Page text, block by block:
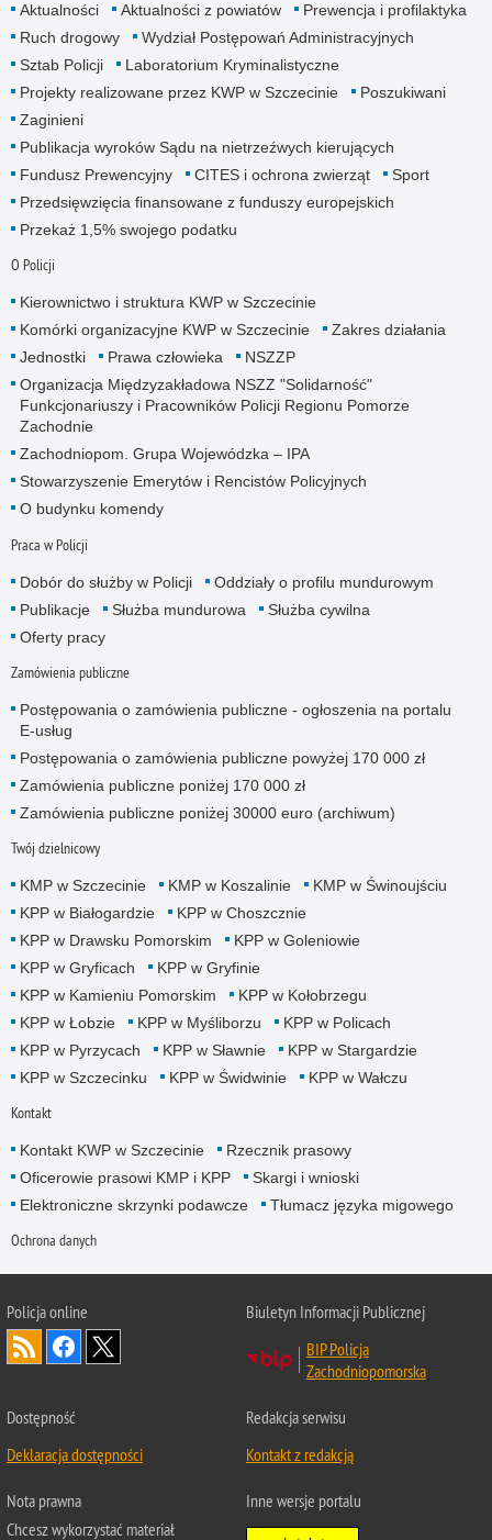
Aktualności Aktualności z powiatów
Prewencja i profilaktyka
Ruch drogowy
Wydział Postępowań Administracyjnych
Sztab Policji
Laboratorium Kryminalistyczne
Projekty realizowane przez KWP w Szczecinie
Poszukiwani
Zaginieni
Publikacja wyroków Sądu na nietrzeźwych kierujących
Fundusz Prewencyjny
CITES i ochrona zwierząt
Sport
Przedsięwzięcia finansowane z funduszy europejskich
Przekaż 1,5% swojego podatku
O Policji
Kierownictwo i struktura KWP w Szczecinie
Komórki organizacyjne KWP w Szczecinie
Zakres działania
Jednostki
Prawa człowieka
NSZZP
Organizacja Międzyzakładowa NSZZ "Solidarność"
Funkcjonariuszy i Pracowników Policji Regionu Pomorze
Zachodnie
Zachodniopom. Grupa Wojewódzka – IPA
Stowarzyszenie Emerytów i Rencistów Policyjnych
O budynku komendy
Praca w Policji
Dobór do służby w Policji
Oddziały o profilu mundurowym
Publikacje
Służba mundurowa
Służba cywilna
Oferty pracy
Zamówienia publiczne
Postępowania o zamówienia publiczne - ogłoszenia na portalu
E-usług
Postępowania o zamówienia publiczne powyżej 170 000 zł
Zamówienia publiczne poniżej 170 000 zł
Zamówienia publiczne poniżej 30000 euro (archiwum)
Twój dzielnicowy
KMP w Szczecinie KMP w Koszalinie
KMP w Świnoujściu
KPP w Białogardzie
KPP w Choszcznie
KPP w Drawsku Pomorskim
KPP w Goleniowie
KPP w Gryficach
KPP w Gryfinie
KPP w Kamieniu Pomorskim
KPP w Kołobrzegu
KPP w Łobzie
KPP w Myśliborzu
KPP w Policach
KPP w Pyrzycach
KPP w Sławnie
KPP w Stargardzie
KPP w Szczecinku
KPP w Świdwinie KPP w Wałczu
Kontakt
Kontakt KWP w Szczecinie
Rzecznik prasowy
Oficerowie prasowi KMP i KPP
Skargi i wnioski
Elektroniczne skrzynki podawcze
Tłumacz języka migowego
Ochrona danych
Policja online
Biuletyn Informacji Publicznej
BIP Policja
Zachodniopomorska
Dostępność
Deklaracja dostępności
Redakcja serwisu
Kontakt z redakcją
Nota prawna
Chcesz wykorzystać materiał
Inne wersje portalu